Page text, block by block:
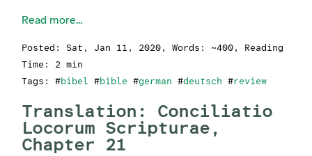
Read more...
Posted: Sat, Jan 11, 2020 , Words: ~400, Reading
Time: 2 min
Tags: #bibel #bible #german #deutsch #review
Translation: Conciliatio
Locorum Scripturae,
Chapter 21